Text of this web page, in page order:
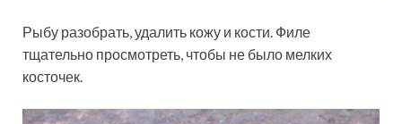
Рыбу разобрать, удалить кожу и кости. Филе
тщательно просмотреть, чтобы не было мелких
косточек.